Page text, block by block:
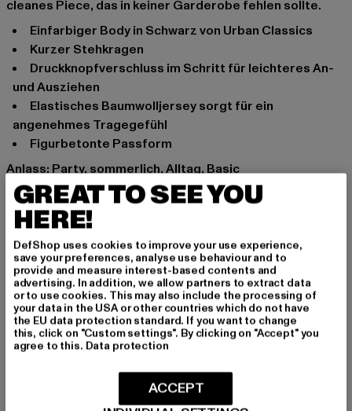
cleanes Piece, das in keiner Garderobe fehlen sollte.
Einfarbiger Body in Schwarz von Urban Classics
Kurzer Stehkragen
Druckknopfverschluss im Schritt für leichteres An-
und Ausziehen
Elastisches Baumwolljersey sorgt für ein
angenehmes Tragegefühl
Figurbetonte Passform
Anlass: Party, sommerlich, Alltag, Basic
Ausschnitt: Stehkragen
Verschlussarten: Druckknopf
Marke: Urban Classics
Kat.: Bodys
Farbe: schwarz
Hersteller Farbe: black
Materialzusammensetzung: 95% Baumwolle, 5%
Elasthan
Art.Nr: TB4510-00007
Hersteller: TB International GmbH |info@tbint.de
Dr.-Robert-Murjahn-Straße 7 | 64372 Ober-Ramstadt |
GREAT TO SEE YOU
HERE!
DefShop uses cookies to improve your use experience,
save your preferences, analyse use behaviour and to
provide and measure interest-based contents and
advertising. In addition, we allow partners to extract data
or to use cookies. This may also include the processing of
your data in the USA or other countries which do not have
the EU data protection standard. If you want to change
this, click on "Custom settings". By clicking on "Accept" you
agree to this. Data protection
ACCEPT